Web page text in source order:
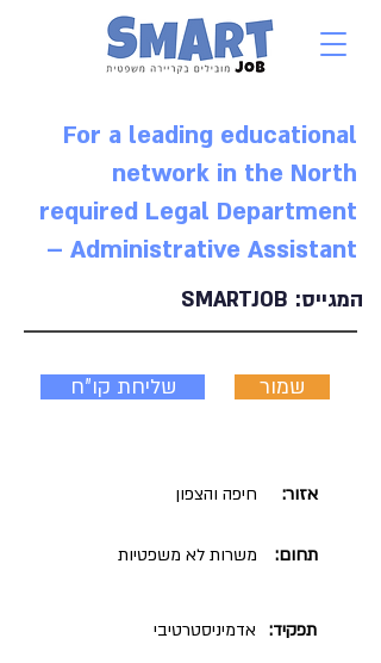
For a leading educational
network in the North
required Legal Department
– Administrative Assistant
SMARTJOB המגייס:
שליחת קו"ח שמור
חיפה והצפון אזור:
משרות לא משפטיות תחום:
אדמיניסטרטיבי תפקיד: